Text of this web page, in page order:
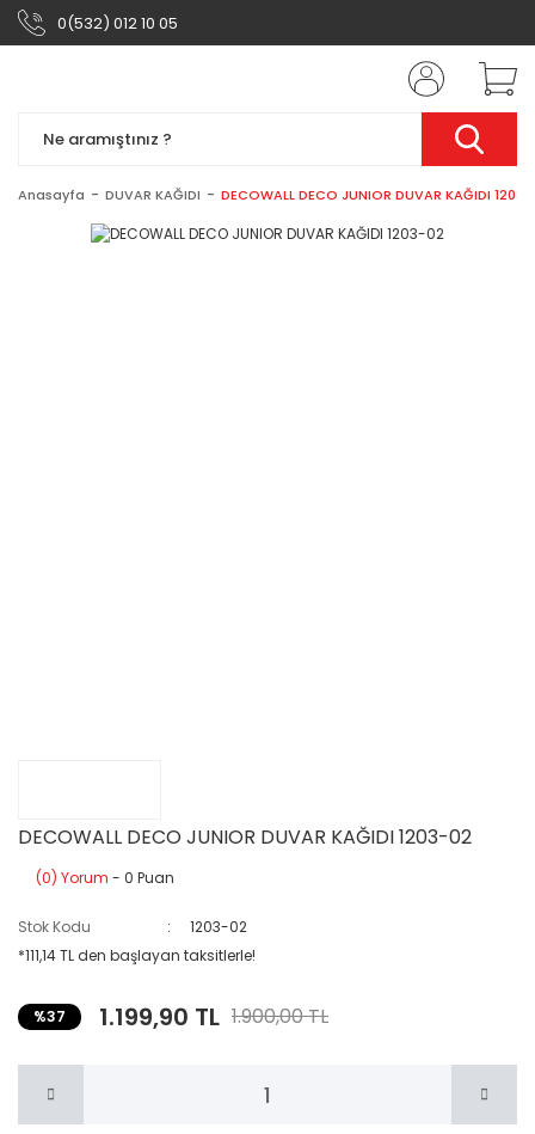
0(532) 012 10 05
Anasayfa DUVAR KAĞIDI DECOWALL DECO JUNIOR DUVAR KAĞIDI
DECOWALL DECO JUNIOR DUVAR KAĞIDI 1203-02
(0) Yorum - 0 Puan
Stok Kodu
1203-02
*111,14 TL den başlayan taksitlerle!
%37 1.199,90 TL 1.900,00 TL